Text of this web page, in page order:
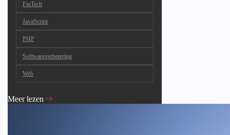
FinTech
JavaScript
PHP
Softwareverbetering
Web
Meer lezen